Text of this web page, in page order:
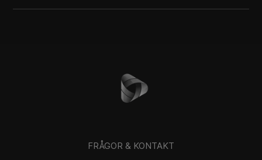
FRÅGOR & KONTAKT